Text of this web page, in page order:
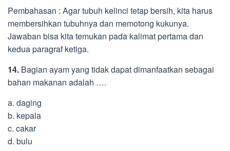
Pembahasan : Agar tubuh kelinci tetap bersih, kita harus
membersihkan tubuhnya dan memotong kukunya.
Jawaban bisa kita temukan pada kalimat pertama dan
kedua paragraf ketiga.
14. Bagian ayam yang tidak dapat dimanfaatkan sebagai
bahan makanan adalah ….
a. daging
b. kepala
c. cakar
d. bulu